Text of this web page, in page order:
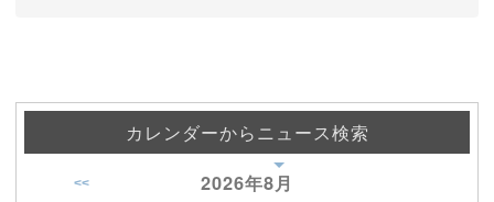
カレンダーからニュース検索
2026年8月
<<